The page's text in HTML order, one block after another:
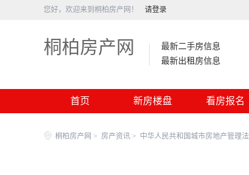
您好，欢迎来到桐柏房产网！ 请登录
桐柏房产网
最新二手房信息
最新出租房信息
首页 新房楼盘 看房报名
桐柏房产网 > 房产资讯 > 中华人民共和国城市房地产管理法